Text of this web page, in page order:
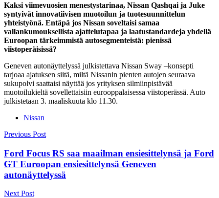
Kaksi viimevuosien menestystarinaa, Nissan Qashqai ja Juke
syntyivät innovatiivisen muotoilun ja tuotesuunnittelun
yhteistyönä. Entäpä jos Nissan soveltaisi samaa
vallankumouksellista ajattelutapaa ja laatustandardeja yhdellä
Euroopan tärkeimmistä autosegmenteistä: pienissä
viistoperäisissä?
Geneven autonäyttelyssä julkistettava Nissan Sway –konsepti
tarjoaa ajatuksen siitä, miltä Nissanin pienten autojen seuraava
sukupolvi saattaisi näyttää jos yrityksen silmiinpistävää
muotoilukieltä sovellettaisiin eurooppalaisessa viistoperässä. Auto
julkistetaan 3. maaliskuuta klo 11.30.
Nissan
Post
navigation
Previous Post
Ford Focus RS saa maailman ensiesittelynsä ja Ford
GT Euroopan ensiesittelynsä Geneven
autonäyttelyssä
Next Post